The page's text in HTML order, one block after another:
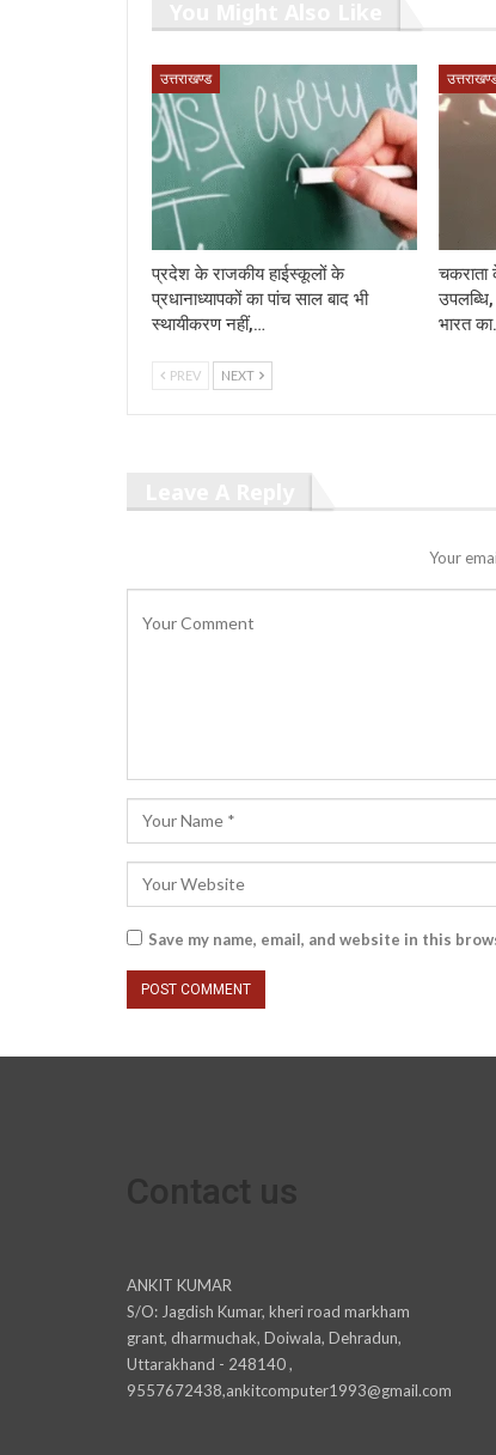
उत्तराखण्ड
प्रदेश के राजकीय हाईस्कूलों के
प्रधानाध्यापकों का पांच साल बाद भी
स्थायीकरण नहीं,…
चकराता
भारत
PREV NEXT
Your
Save my name, email, and website in this
ANKIT KUMAR
S/O: Jagdish Kumar, kheri road markham
grant, dharmuchak, Doiwala, Dehradun,
Uttarakhand - 248140 ,
9557672438,ankitcomputer1993@gmail.com